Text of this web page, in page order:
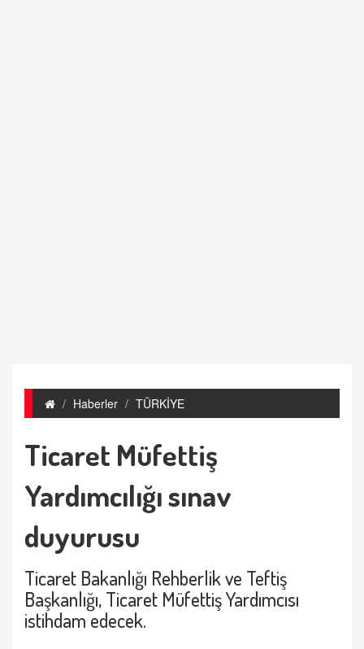
Haberler TÜRKİYE
Ticaret Müfettiş
Yardımcılığı sınav
duyurusu
Ticaret Bakanlığı Rehberlik ve Teftiş
Başkanlığı, Ticaret Müfettiş Yardımcısı
istihdam edecek.